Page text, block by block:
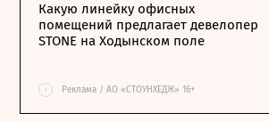
Какую линейку офисных
помещений предлагает девелопер
STONE на Ходынском поле
i Реклама / АО «СТОУНХЕДЖ» 16+